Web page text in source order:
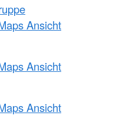
Ansicht
Ansicht
Ansicht